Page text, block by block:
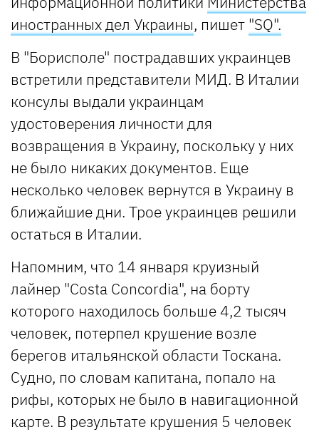
иностранных дел Украины, пишет "SQ".
В "Борисполе" пострадавших украинцев
встретили представители МИД. В Италии
консулы выдали украинцам
удостоверения личности для
возвращения в Украину, поскольку у них
не было никаких документов. Еще
несколько человек вернутся в Украину в
ближайшие дни. Трое украинцев решили
остаться в Италии.
Напомним, что 14 января круизный
лайнер "Costa Concordia", на борту
которого находилось больше 4,2 тысяч
человек, потерпел крушение возле
берегов итальянской области Тоскана.
Судно, по словам капитана, попало на
рифы, которых не было в навигационной
карте. В результате крушения 5 человек